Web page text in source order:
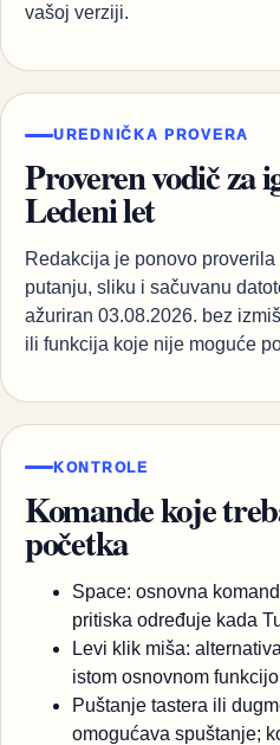
vašoj verziji.
UREDNIČKA PROVERA
Proveren vodič za
Ledeni let
Redakcija je ponovo
putanju, sliku i sačuvanu
ažuriran 03.08.2026. bez
ili funkcija koje nije moguće
KONTROLE
Komande koje
početka
Space: osnovna
pritiska određuje kada
Levi klik miša:
istom osnovnom
Puštanje tastera ili
omogućava spuštanje;